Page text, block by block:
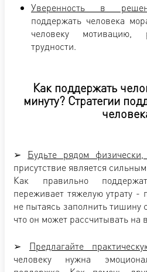
Уверенность в
поддержать человека
человеку мотивацию,
трудности.
Как поддержать
минуту? Стратегии
➢ Будьте рядом физически,
присутствие является
Как правильно
переживает тяжелую утрату -
не пытаясь заполнить тишину
что он может рассчитывать на
➢ Предлагайте
человеку нужна